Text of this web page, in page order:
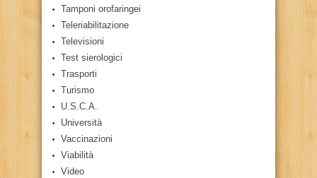
Tamponi orofaringei
Teleriabilitazione
Televisioni
Test sierologici
Trasporti
Turismo
U.S.C.A.
Università
Vaccinazioni
Viabilità
Video